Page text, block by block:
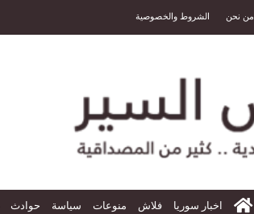
من نحن الشروط والخصوصية
الرئيسية
اخبار سوريا فلاش منوعات سياسة حوادث